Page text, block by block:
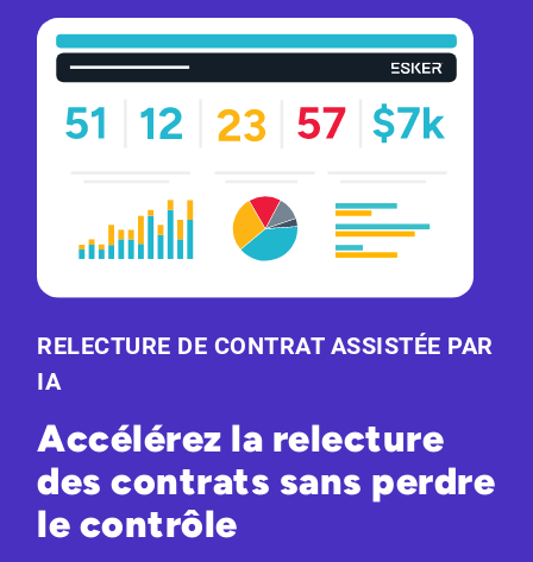
RELECTURE DE CONTRAT ASSISTÉE PAR
IA
Accélérez la relecture
des contrats sans perdre
le contrôle